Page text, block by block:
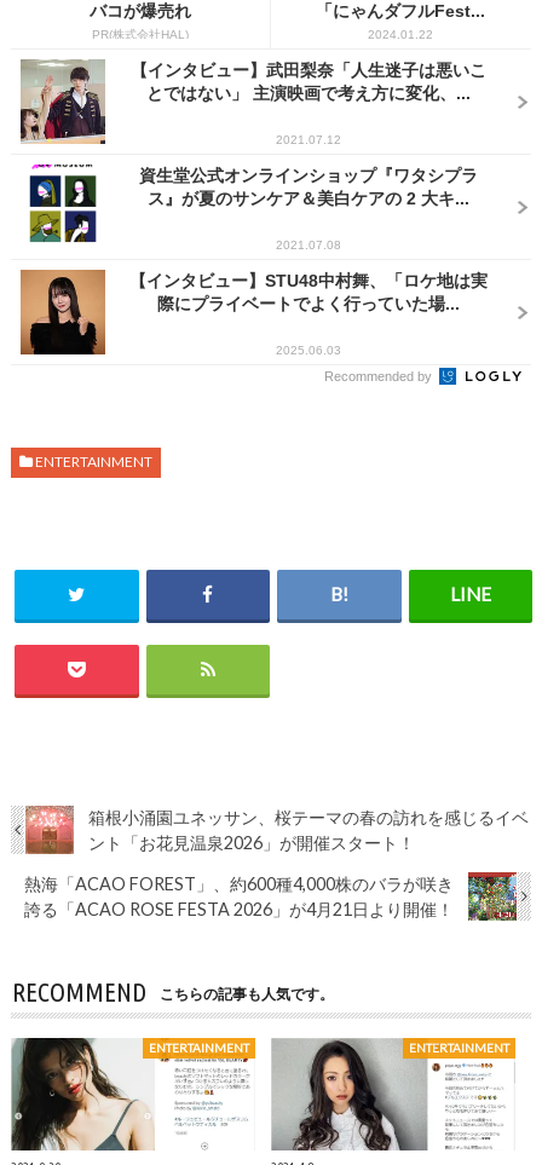
バコが爆売れ
PR(株式会社HAL)
「にゃんダフルFest...
2024.01.22
【インタビュー】武田梨奈「人生迷子は悪いこ
とではない」 主演映画で考え方に変化、...
2021.07.12
資生堂公式オンラインショップ『ワタシプラ
ス』が夏のサンケア＆美白ケアの 2 大キ...
2021.07.08
【インタビュー】STU48中村舞、「ロケ地は実
際にプライベートでよく行っていた場...
2025.06.03
Recommended by
ENTERTAINMENT
箱根小涌園ユネッサン、桜テーマの春の訪れを感じるイベ
ント「お花見温泉2026」が開催スタート！
熱海「ACAO FOREST」、約600種4,000株のバラが咲き
誇る「ACAO ROSE FESTA 2026」が4月21日より開催！
RECOMMEND こちらの記事も人気です。
ENTERTAINMENT ENTERTAINMENT